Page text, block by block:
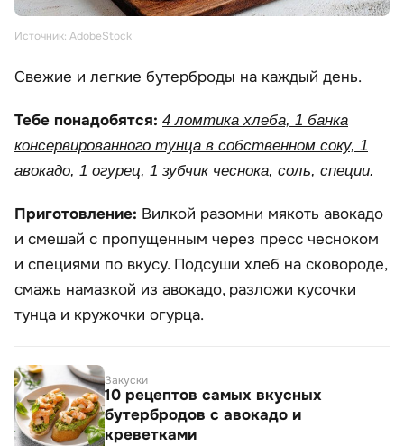
Источник: AdobeStock
Свежие и легкие бутерброды на каждый день.
Тебе понадобятся: 4 ломтика хлеба, 1 банка
консервированного тунца в собственном соку, 1
авокадо, 1 огурец, 1 зубчик чеснока, соль, специи.
Приготовление: Вилкой разомни мякоть авокадо
и смешай с пропущенным через пресс чесноком
и специями по вкусу. Подсуши хлеб на сковороде,
смажь намазкой из авокадо, разложи кусочки
тунца и кружочки огурца.
Закуски
10 рецептов самых вкусных
бутербродов с авокадо и
креветками